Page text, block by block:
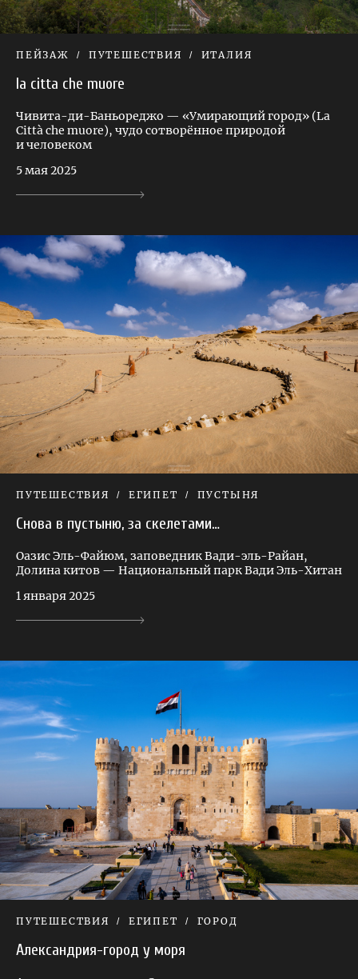
ПЕЙЗАЖ ПУТЕШЕСТВИЯ ИТАЛИЯ
la citta che muore
Чивита-ди-Баньореджо — «Умирающий город» (La
Città che muore), чудо сотворённое природой
и человеком
5 мая 2025
ПУТЕШЕСТВИЯ ЕГИПЕТ ПУСТЫНЯ
Снова в пустыню, за скелетами…
Оазис Эль-Файюм, заповедник Вади-эль-Райан,
Долина китов — Национальный парк Вади Эль-Хитан
1 января 2025
ПУТЕШЕСТВИЯ ЕГИПЕТ ГОРОД
Александрия-город у моря